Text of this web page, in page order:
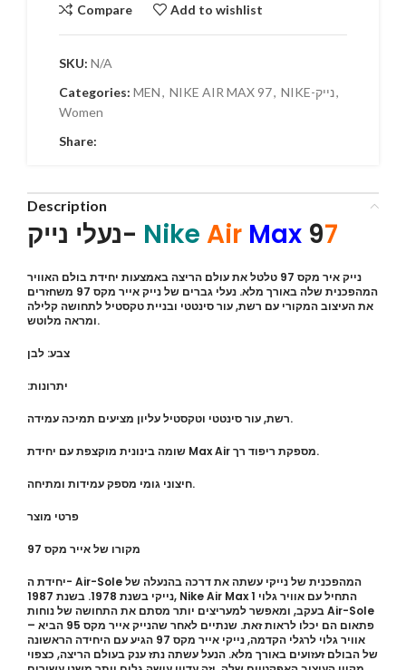
Compare Add to wishlist
SKU: N/A
Categories: MEN, NIKE AIR MAX 97, NIKE-נייק,
Women
Share:
Description
נעלי נייק- Nike Air Max 97
נייק איר מקס 97 טלטל את עולם הריצה באמצעות יחידת בולם האוויר
המהפכנית שלה באורך מלא. נעלי גברים של נייק אייר מקס 97 משחזרים
את העיצוב המקורי עם רשת, עור סינטטי ובניית טקסטיל לתחושה קלילה
ומראה מלוטש.
צבע: לבן
:יתרונות
רשת, עור סינטטי וטקסטיל עליון מציעים תמיכה עמידה.
שומה בינונית מוקצפת עם יחידת Max Air מספקת ריפוד רך.
חיצוני גומי מספק עמידות ומתיחה.
פרטי מוצר
מקורו של אייר מקס 97
יחידת ה- Air-Sole המהפכנית של נייקי עשתה את דרכה בהנעלה של
נייקי בשנת 1978. בשנת 1987, Nike Air Max 1 התחיל עם אוויר גלוי
בעקב, ומאפשר למעריצים יותר מסתם את התחושה של נוחות Air-Sole
– פתאום הם יכלו לראות זאת. שנתיים לאחר שהנייק אייר מקס 95 הביא
אוויר גלוי לרגלי הקדמה, נייקי אייר מקס 97 הגיע עם היחידה הראשונה
של הבולם זעזועים באורך מלא. הנעל עשתה נתז ענק בעולם הריצה, כצפוי